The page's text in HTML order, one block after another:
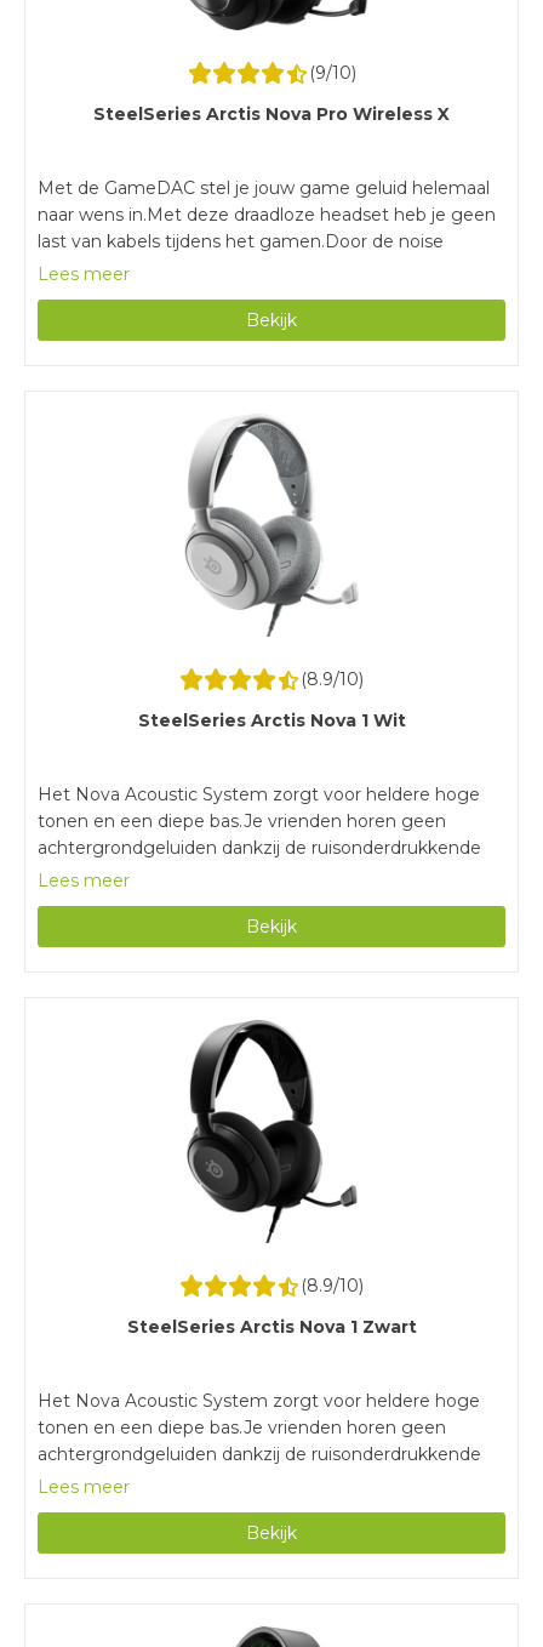
(9/10)
SteelSeries Arctis Nova Pro Wireless X
Met de GameDAC stel je jouw game geluid helemaal
naar wens in.Met deze draadloze headset heb je geen
last van kabels tijdens het gamen.Door de noise
cancelling heb je geen last van omgevingsgeluiden en
516 gram is deze gaming headset zwaarder dan
vergelijkbare modellen.
Lees meer
Bekijk
(8.9/10)
SteelSeries Arctis Nova 1 Wit
Het Nova Acoustic System zorgt voor heldere hoge
tonen en een diepe bas.Je vrienden horen geen
achtergrondgeluiden dankzij de ruisonderdrukkende
microfoon.Dankzij de memory foam vormen de
bedrade verbinding zit je altijd vast aan je controller of
pc.Doordat stereo geluid niet ruimtelijk is, hoor je
Lees meer
Bekijk
(8.9/10)
SteelSeries Arctis Nova 1 Zwart
Het Nova Acoustic System zorgt voor heldere hoge
tonen en een diepe bas.Je vrienden horen geen
achtergrondgeluiden dankzij de ruisonderdrukkende
microfoon.Dankzij de memory foam vormen de
bedrade verbinding zit je altijd vast aan je controller of
pc.Doordat stereo geluid niet ruimtelijk is, hoor je
Lees meer
Bekijk